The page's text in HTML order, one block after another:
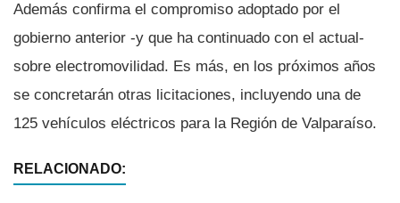
Además confirma el compromiso adoptado por el
gobierno anterior -y que ha continuado con el actual-
sobre electromovilidad. Es más, en los próximos años
se concretarán otras licitaciones, incluyendo una de
125 vehí­culos eléctricos para la Región de Valparaí­so.
RELACIONADO: